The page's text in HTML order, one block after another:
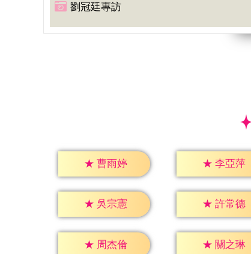
劉冠廷專訪
★ 曹雨婷 ★ 李亞萍
★ 吳宗憲 ★ 許常德
★ 周杰倫 ★ 關之琳